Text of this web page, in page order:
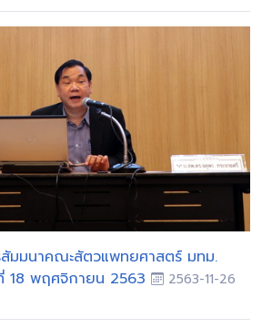
สัมมนาคณะสัตวแพทยศาสตร์ มทม.
18 พฤศจิกายน 2563
2563-11-26